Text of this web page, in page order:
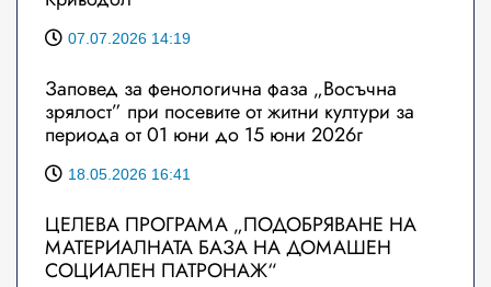
07.07.2026 14:19
Заповед за фенологична фаза „Восъчна
зрялост” при посевите от житни култури за
периода от 01 юни до 15 юни 2026г
18.05.2026 16:41
ЦЕЛЕВА ПРОГРАМА „ПОДОБРЯВАНЕ НА
МАТЕРИАЛНАТА БАЗА НА ДОМАШЕН
СОЦИАЛЕН ПАТРОНАЖ“